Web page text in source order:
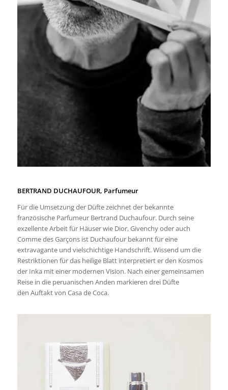
BERTRAND DUCHAUFOUR, Parfumeur
Für die Umsetzung der Düfte zeichnet der bekannte
französische Parfumeur Bertrand Duchaufour. Durch seine
exzellente Arbeit für Häuser wie Dior, Givenchy oder auch
Comme des Garçons ist Duchaufour bekannt für eine
extravagante und vielschichtige Handschrift. Wissend um die
Restriktionen für das heilige Blatt interpretiert er den Kosmos
der Inka mit einer modernen Vision. Nach einer gemeinsamen
Reise in die peruanischen Anden markieren drei Düfte
den Auftakt von Casa de Coca.